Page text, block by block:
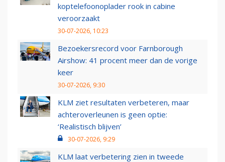
koptelefoonoplader rook in cabine
veroorzaakt
30-07-2026, 10:23
Bezoekersrecord voor Farnborough
Airshow: 41 procent meer dan de vorige
keer
30-07-2026, 9:30
KLM ziet resultaten verbeteren, maar
achteroverleunen is geen optie:
‘Realistisch blijven’
30-07-2026, 9:29
KLM laat verbetering zien in tweede